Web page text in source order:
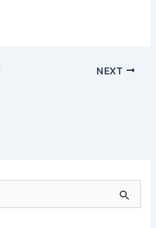
NEXT